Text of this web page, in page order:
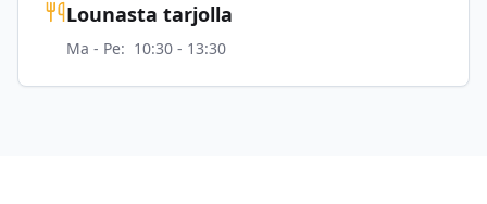
Lounasta tarjolla
Ma - Pe: 10:30 - 13:30